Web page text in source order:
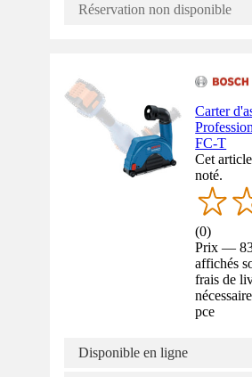
Réservation non disponible
Carter
FC-T
Cet
noté.
(0)
Prix —
affichés
frais de
pce
Disponible en ligne